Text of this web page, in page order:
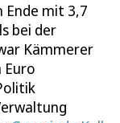
Ende mit 3,7
bei der
Kämmerer
Euro